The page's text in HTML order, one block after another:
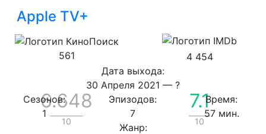
Apple TV+
6.648
10
561
7.1
10
4 454
Дата выхода:
30 Апреля 2021 — ?
Сезонов:
1
Эпизодов:
7
Время:
57 мин.
Жанр: